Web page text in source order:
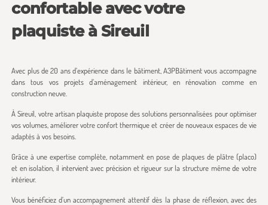
confortable avec votre
plaquiste à Sireuil
Avec plus de 20 ans d’expérience dans le bâtiment, A3PBâtiment vous accompagne
dans tous vos projets d’aménagement intérieur, en rénovation comme en
construction neuve.
À Sireuil, votre artisan plaquiste propose des solutions personnalisées pour optimiser
vos volumes, améliorer votre confort thermique et créer de nouveaux espaces de vie
adaptés à vos besoins.
Grâce à une expertise complète, notamment en pose de plaques de plâtre (placo)
et en isolation, il intervient avec précision et rigueur sur la structure même de votre
intérieur.
Vous bénéficiez d’un accompagnement attentif dès la phase de réflexion, avec des